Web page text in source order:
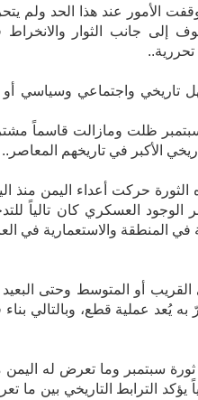
الأمور عند هذا الحد ولم
إلى جانب الثوار
حركت أعداء اليمن منذ
العسكري كان تالياً
المنطقة والاستعمارية في
سبتمبر وما تعرض له
يؤكد الترابط التاريخي بين ما